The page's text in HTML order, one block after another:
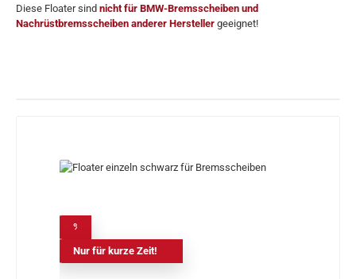
Diese Floater sind nicht für BMW-Bremsscheiben und
Nachrüstbremsscheiben anderer Hersteller geeignet!
Nur für kurze Zeit!